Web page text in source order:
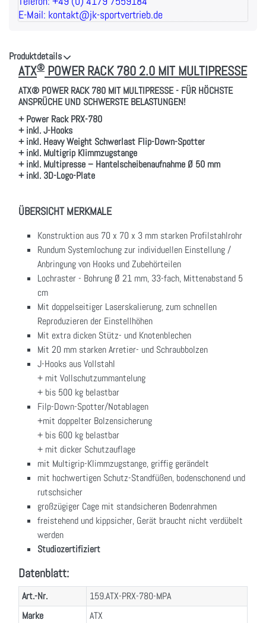
E-Mail: kontakt@jk-sportvertrieb.de
Produktdetails
ATX® POWER RACK 780 2.0 MIT MULTIPRESSE
ATX® POWER RACK 780 MIT MULTIPRESSE - FÜR HÖCHSTE
ANSPRÜCHE UND SCHWERSTE BELASTUNGEN!
+ Power Rack PRX-780
+ inkl. J-Hooks
+ inkl. Heavy Weight Schwerlast Flip-Down-Spotter
+ inkl. Multigrip Klimmzugstange
+ inkl. Multipresse – Hantelscheibenaufnahme Ø 50 mm
+ inkl. 3D-Logo-Plate
ÜBERSICHT MERKMALE
Konstruktion aus 70 x 70 x 3 mm starken Profilstahlrohr
Rundum Systemlochung zur individuellen Einstellung /
Anbringung von Hooks und Zubehörteilen
Lochraster - Bohrung Ø 21 mm, 33-fach, Mittenabstand 5
cm
Mit doppelseitiger Laserskalierung, zum schnellen
Reproduzieren der Einstellhöhen
Mit extra dicken Stütz- und Knotenblechen
Mit 20 mm starken Arretier- und Schraubbolzen
J-Hooks aus Vollstahl
+ mit Vollschutzummantelung
+ bis 500 kg belastbar
Filp-Down-Spotter/Notablagen
+mit doppelter Bolzensicherung
+ bis 600 kg belastbar
+ mit dicker Schutzauflage
mit Multigrip-Klimmzugstange, griffig gerändelt
mit hochwertigen Schutz-Standfüßen, bodenschonend und
rutschsicher
großzügiger Cage mit standsicheren Bodenrahmen
freistehend und kippsicher, Gerät braucht nicht verdübelt
werden
Studiozertifiziert
Datenblatt:
Art.-Nr.
159.ATX-PRX-780-MPA
Marke
ATX